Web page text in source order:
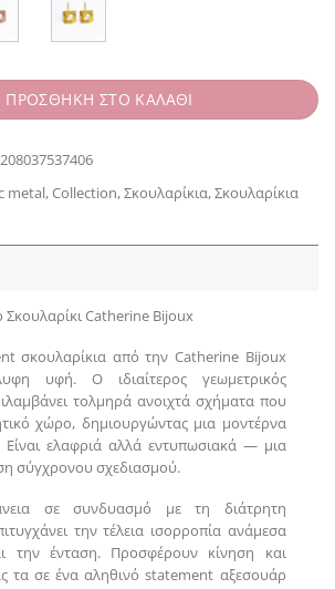
ΠΡΟΣΘΗΚΗ ΣΤΟ ΚΑΛΑΘΙ
metal,Collection,Σκουλαρίκια,Σκουλαρίκια
Catherine Bijoux
σκουλαρίκια από την Catherine Bijoux
υφή. Ο ιδιαίτερος γεωμετρικός
τολμηρά ανοιχτά σχήματα που
χώρο, δημιουργώντας μια μοντέρνα
Είναι ελαφριά αλλά εντυπωσιακά — μια
σύγχρονου σχεδιασμού.
σε συνδυασμό με τη διάτρητη
την τέλεια ισορροπία ανάμεσα
την ένταση. Προσφέρουν κίνηση και
τα σε ένα αληθινό statement αξεσουάρ